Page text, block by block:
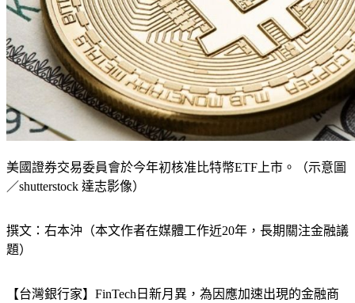
美國證券交易委員會於今年初核准比特幣ETF上市。（示意圖
撰文：右本沖（本文作者在媒體工作近20年，長期關注金融議